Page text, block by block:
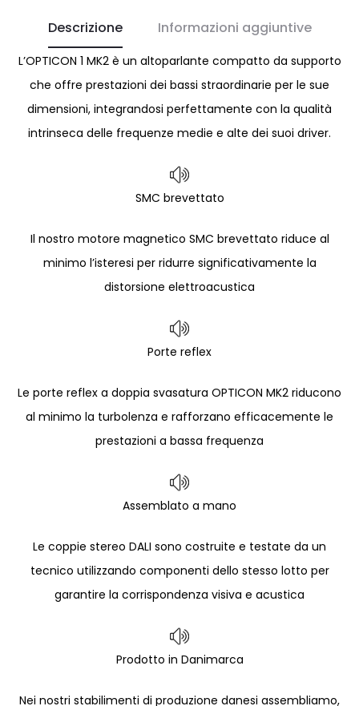
Descrizione Informazioni aggiuntive
L’OPTICON 1 MK2 è un altoparlante compatto da supporto
che offre prestazioni dei bassi straordinarie per le sue
dimensioni, integrandosi perfettamente con la qualità
intrinseca delle frequenze medie e alte dei suoi driver.
SMC brevettato
Il nostro motore magnetico SMC brevettato riduce al
minimo l’isteresi per ridurre significativamente la
distorsione elettroacustica
Porte reflex
Le porte reflex a doppia svasatura OPTICON MK2 riducono
al minimo la turbolenza e rafforzano efficacemente le
prestazioni a bassa frequenza
Assemblato a mano
Le coppie stereo DALI sono costruite e testate da un
tecnico utilizzando componenti dello stesso lotto per
garantire la corrispondenza visiva e acustica
Prodotto in Danimarca
Nei nostri stabilimenti di produzione danesi assembliamo,